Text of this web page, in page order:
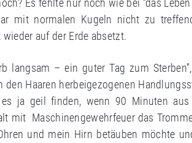
Es fehlte nur noch wie bei “das
mit normalen Kugeln nicht zu
auf der Erde absetzt.
langsam – ein guter Tag zum
den Haaren herbeigezogenen
ja geil finden, wenn 90 Minuten
mit Maschinengewehrfeuer das
und mein Hirn betäuben möchte